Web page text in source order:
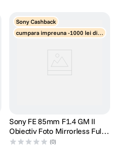
Sony Cashback
cumpara impreuna -1000 lei disc
Sony FE 85mm F1.4 GM II
Obiectiv Foto Mirrorless Full
Frame
(0)